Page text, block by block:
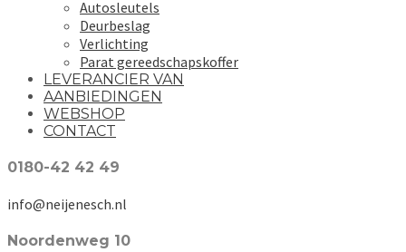
Autosleutels
Deurbeslag
Verlichting
Parat gereedschapskoffer
LEVERANCIER VAN
AANBIEDINGEN
WEBSHOP
CONTACT
0180-42 42 49
info@neijenesch.nl
Noordenweg 10